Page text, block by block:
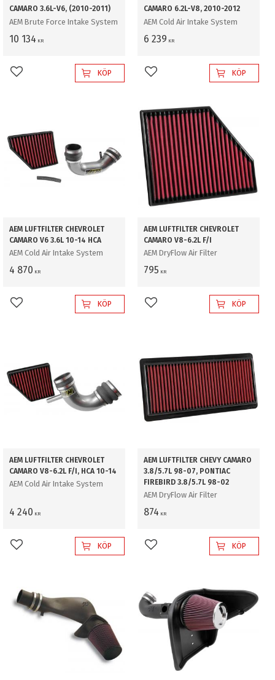
CAMARO 3.6L-V6, (2010-2011)
AEM Brute Force Intake System
10 134 KR
Lägg till i favoriterKÖP
CAMARO 6.2L-V8, 2010-2012
AEM Cold Air Intake System
6 239 KR
Lägg till i favoriterKÖP
AEM LUFTFILTER CHEVROLET
CAMARO V6 3.6L 10-14 HCA
AEM Cold Air Intake System
4 870 KR
Lägg till i favoriterKÖP
AEM LUFTFILTER CHEVROLET
CAMARO V8-6.2L F/I
AEM DryFlow Air Filter
795 KR
Lägg till i favoriterKÖP
AEM LUFTFILTER CHEVROLET
CAMARO V8-6.2L F/I, HCA 10-14
AEM Cold Air Intake System
4 240 KR
Lägg till i favoriterKÖP
AEM LUFTFILTER CHEVY CAMARO
3.8/5.7L 98-07, PONTIAC
FIREBIRD 3.8/5.7L 98-02
AEM DryFlow Air Filter
874 KR
Lägg till i favoriterKÖP